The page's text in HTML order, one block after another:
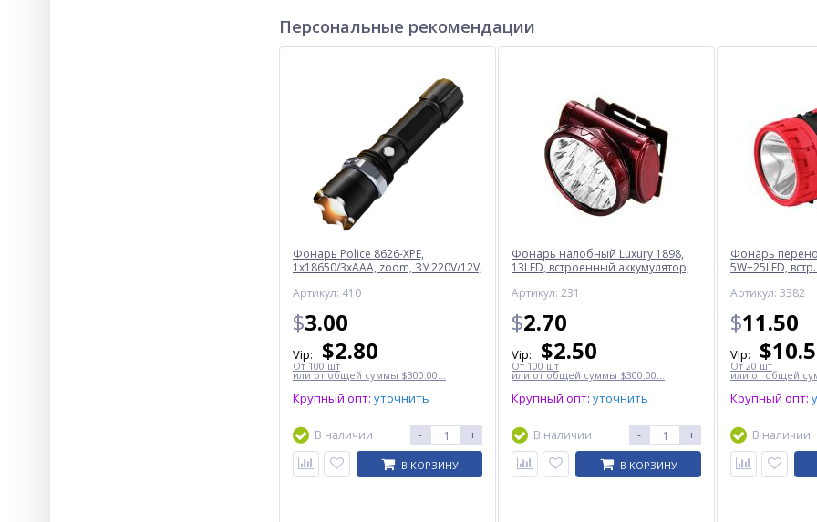
Персональные рекомендации
Фонарь Police 8626-XPE,
1х18650/3xAAA, zoom, ЗУ 220V/12V,
Артикул: 410
$3.00
Vip: $2.80
От 100 шт
или от общей суммы $300.00...
Крупный опт: уточнить
В наличии - +
В КОРЗИНУ
Фонарь налобный Luxury 1898,
13LED, встроенный аккумулятор,
Артикул: 231
$2.70
Vip: $2.50
От 100 шт
или от общей суммы $300.00...
Крупный опт: уточнить
В наличии - +
В КОРЗИНУ
Фонарь
5W+25LED,
Артикул: 3382
$11.50
Vip: $
От 20 шт
или от общей
Крупный опт:
В наличии